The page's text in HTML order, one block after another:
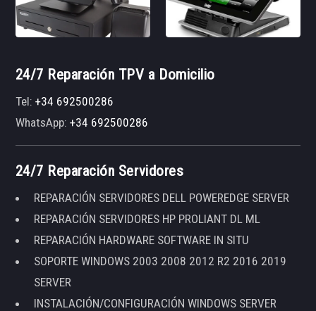
24/7 Reparación TPV a Domicilio
Tel:+34 692500286
WhatsApp:+34 692500286
24/7 Reparación Servidores
REPARACIÓN SERVIDORES DELL POWEREDGE SERVER
REPARACIÓN SERVIDORES HP PROLIANT DL ML
REPARACIÓN HARDWARE SOFTWARE IN SITU
SOPORTE WINDOWS 2003 2008 2012 R2 2016 2019
SERVER
INSTALACIÓN/CONFIGURACIÓN WINDOWS SERVER